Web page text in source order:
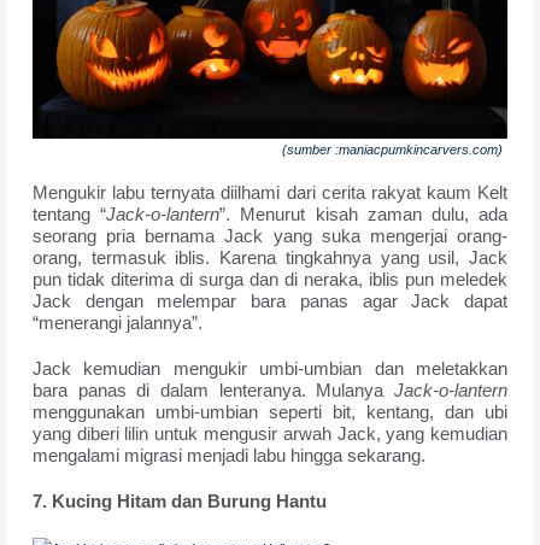
(sumber :maniacpumkincarvers.com)
Mengukir labu ternyata diilhami dari cerita rakyat kaum Kelt
tentang “Jack-o-lantern”. Menurut kisah zaman dulu, ada
seorang pria bernama Jack yang suka mengerjai orang-
orang, termasuk iblis. Karena tingkahnya yang usil, Jack
pun tidak diterima di surga dan di neraka, iblis pun meledek
Jack dengan melempar bara panas agar Jack dapat
“menerangi jalannya”.
Jack kemudian mengukir umbi-umbian dan meletakkan
bara panas di dalam lenteranya. MulanyaJack-o-lantern
menggunakan umbi-umbian seperti bit, kentang, dan ubi
yang diberi lilin untuk mengusir arwah Jack, yang kemudian
mengalami migrasi menjadi labu hingga sekarang.
7. Kucing Hitam dan Burung Hantu